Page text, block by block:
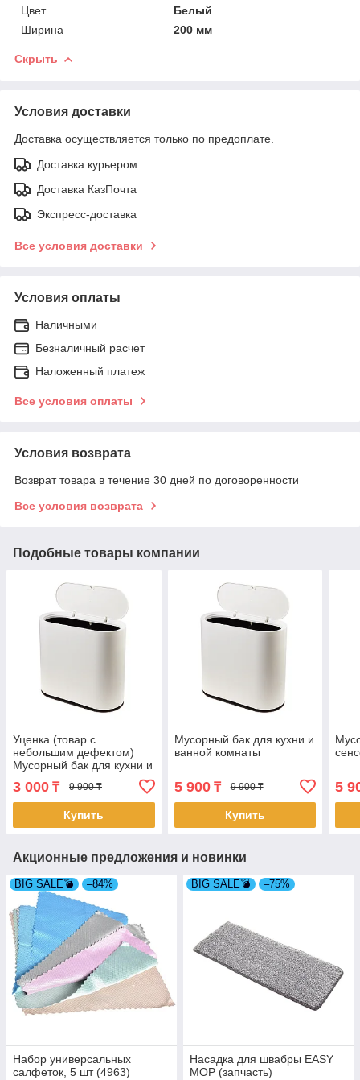
Цвет
Белый
Ширина
200 мм
Скрыть
Условия доставки
Доставка осуществляется только по предоплате.
Доставка курьером
Доставка КазПочта
Экспресс-доставка
Все условия доставки
Условия оплаты
Наличными
Безналичный расчет
Наложенный платеж
Все условия оплаты
Условия возврата
Возврат товара в течение 30 дней по договоренности
Все условия возврата
Подобные товары компании
Уценка (товар с
небольшим дефектом)
Мусорный бак для кухни и
ванной комнаты (4545/2)
3 000 ₸ 9 900 ₸
Купить
Мусорный бак для кухни и
ванной комнаты
5 900₸ 9 900 ₸
Купить
5
Акционные предложения и новинки
BIG SALE💣 –84%
Набор универсальных
салфеток, 5 шт (4963)
BIG SALE💣 –75%
Насадка для швабры EASY
MOP (запчасть)